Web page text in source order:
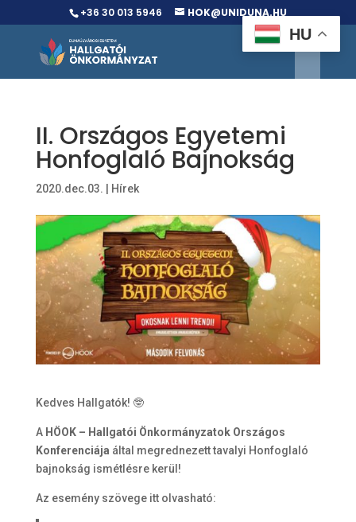
+36 30 013 5946 HOK@UNIDUNA.HU
II. Országos Egyetemi
Honfoglaló Bajnokság
2020.dec.03. Hírek
Kedves Hallgatók! 🤓
A HÖOK – Hallgatói Önkormányzatok Országos
Konferenciája által megrednezett tavalyi Honfoglaló
bajnokság ismétlésre kerül!
Az esemény szövege itt olvasható:
HU